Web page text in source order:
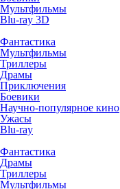
Мультфильмы
Blu-ray 3D
Фантастика
Мультфильмы
Триллеры
Драмы
Приключения
Боевики
Научно-популярное кино
Ужасы
Blu-ray
Фантастика
Драмы
Триллеры
Мультфильмы